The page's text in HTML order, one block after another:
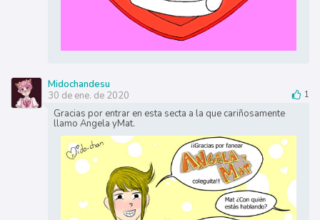
Midochandesu
30 de ene. de 2020
1
Gracias por entrar en esta secta a la que cariñosamente
llamo Angela yMat.